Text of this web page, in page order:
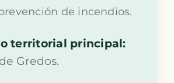
de incendios.
territorial principal:
Gredos.